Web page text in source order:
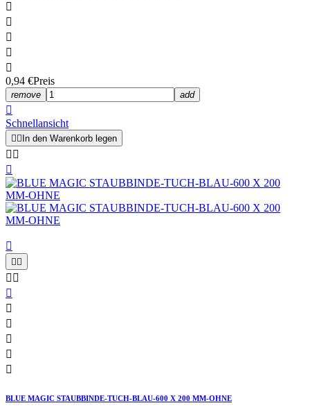





0,94 €Preis
remove add

Schnellansicht
  In den Warenkorb legen
 


 
 






BLUE MAGIC STAUBBINDE-TUCH-BLAU-600 X 200 MM-OHNE